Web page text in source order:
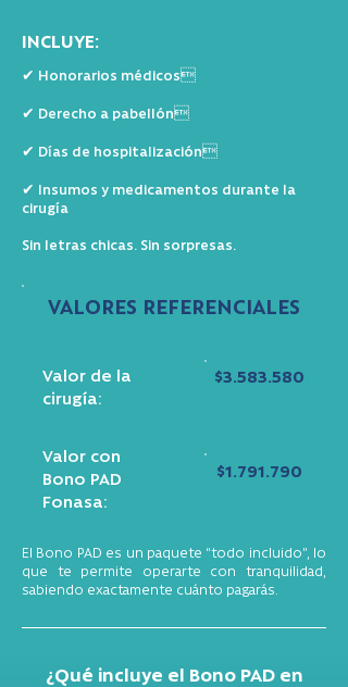
INCLUYE:
✔ Honorarios médicos
✔ Derecho a pabellón
✔ Días de hospitalización
✔ Insumos y medicamentos durante la
cirugía
Sin letras chicas. Sin sorpresas.
VALORES REFERENCIALES
Valor de la
cirugía:
$3.583.580
Valor con
Bono PAD
Fonasa:
$1.791.790
El Bono PAD es un paquete “todo incluido”, lo
que te permite operarte con tranquilidad,
sabiendo exactamente cuánto pagarás.
¿Qué incluye el Bono PAD en